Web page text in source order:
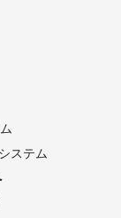
ステム